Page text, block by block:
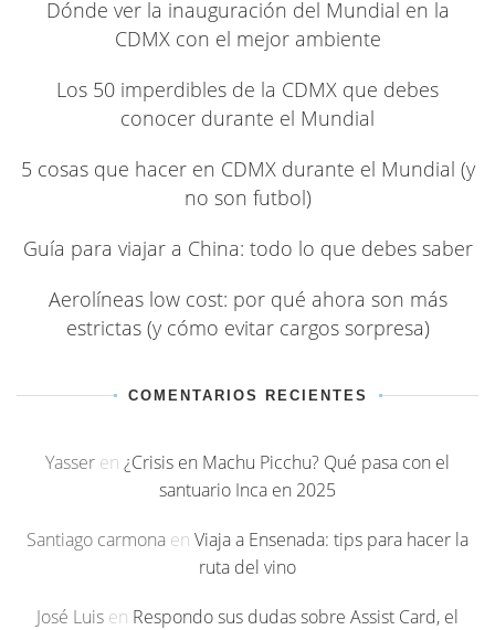
Dónde ver la inauguración del Mundial en la
CDMX con el mejor ambiente
Los 50 imperdibles de la CDMX que debes
conocer durante el Mundial
5 cosas que hacer en CDMX durante el Mundial (y
no son futbol)
Guía para viajar a China: todo lo que debes saber
Aerolíneas low cost: por qué ahora son más
estrictas (y cómo evitar cargos sorpresa)
COMENTARIOS RECIENTES
Yasser en ¿Crisis en Machu Picchu? Qué pasa con el
santuario Inca en 2025
Santiago carmona en Viaja a Ensenada: tips para hacer la
ruta del vino
José Luis en Respondo sus dudas sobre Assist Card, el